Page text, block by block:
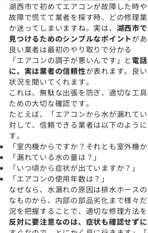
湖西市で初めてエアコンが故障した時
故障で慌てて業者を探す時、どの修理
か迷ってしまいますね。実は、 湖西市
見つけるためのシンプルなポイントが
良い業者は最初のやり取りで分かる
「エアコンの調子が悪いんです」と電
に、実は業者の信頼性が表れます。良
状況を聞いてくれます。
これは、無駄な出張を防ぎ、適切な工
ための大切な確認です。
たとえば、「エアコンから水が漏れて
対して、信頼できる業者は以下のよう
す。
「室内機からですか？それとも室外機か
「漏れている水の量は？」
「いつ頃から症状が出ていますか？」
「エアコンの使用年数は？」
なぜなら、水漏れの原因は排水ホース
なものから、内部の部品劣化まで様々
況を把握することで、適切な修理方法を
反対に要注意なのは、症状も確認せずに